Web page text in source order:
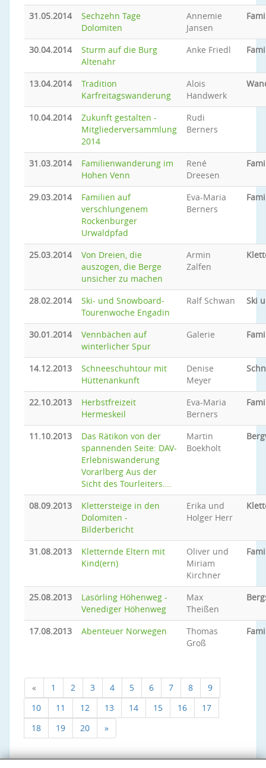
31.05.2014
Sechzehn Tage
Dolomiten
Annemie
Jansen
30.04.2014
Sturm auf die Burg
Altenahr
Anke Friedl
13.04.2014
Tradition
Karfreitagswanderung
Alois
Handwerk
10.04.2014
Zukunft gestalten -
Mitgliederversammlung
2014
Rudi
Berners
31.03.2014
Familienwanderung im
Hohen Venn
René
Dreesen
29.03.2014
Familien auf
verschlungenem
Rockenburger
Urwaldpfad
Eva-Maria
Berners
25.03.2014
Von Dreien, die
auszogen, die Berge
unsicher zu machen
Armin
Zalfen
28.02.2014
Ski- und Snowboard-
Tourenwoche Engadin
Ralf Schwan Ski
30.01.2014
Vennbächen auf
winterlicher Spur
Galerie
14.12.2013
Schneeschuhtour mit
Hüttenankunft
Denise
Meyer
22.10.2013
Herbstfreizeit
Hermeskeil
Eva-Maria
Berners
11.10.2013
Das Rätikon von der
spannenden Seite: DAV-
Erlebniswanderung
Vorarlberg Aus der
Sicht des Tourleiters….
Martin
Boekholt
08.09.2013
Klettersteige in den
Dolomiten -
Bilderbericht
Erika und
Holger Herr
31.08.2013
Kletternde Eltern mit
Kind(ern)
Oliver und
Miriam
Kirchner
25.08.2013
Lasörling Höhenweg -
Venediger Höhenweg
Max
Theißen
17.08.2013 Abenteuer Norwegen
Thomas
Groß
« 1 2 3 4 5 6 7 8
9
10
11 12 13 14 15 16
17
18
19 20 »